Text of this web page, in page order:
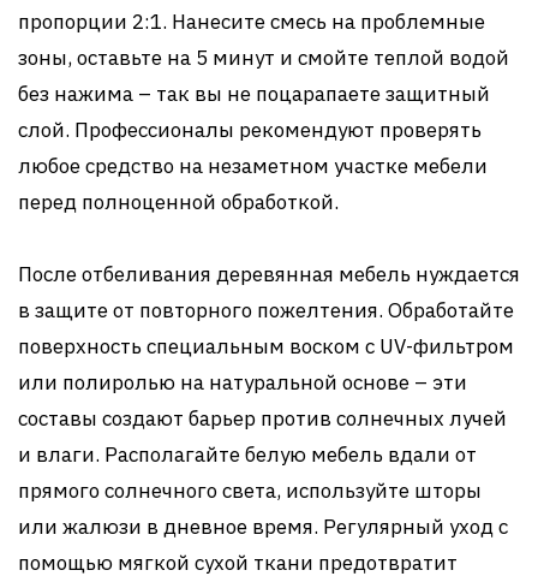
пропорции 2:1. Нанесите смесь на проблемные
зоны, оставьте на 5 минут и смойте теплой водой
без нажима – так вы не поцарапаете защитный
слой. Профессионалы рекомендуют проверять
любое средство на незаметном участке мебели
перед полноценной обработкой.
После отбеливания деревянная мебель нуждается
в защите от повторного пожелтения. Обработайте
поверхность специальным воском с UV-фильтром
или полиролью на натуральной основе – эти
составы создают барьер против солнечных лучей
и влаги. Располагайте белую мебель вдали от
прямого солнечного света, используйте шторы
или жалюзи в дневное время. Регулярный уход с
помощью мягкой сухой ткани предотвратит